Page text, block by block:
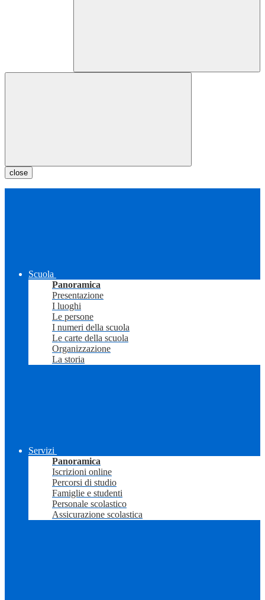
close
Scuola
Panoramica
Presentazione
I luoghi
Le persone
I numeri della scuola
Le carte della scuola
Organizzazione
La storia
Servizi
Panoramica
Iscrizioni online
Percorsi di studio
Famiglie e studenti
Personale scolastico
Assicurazione scolastica